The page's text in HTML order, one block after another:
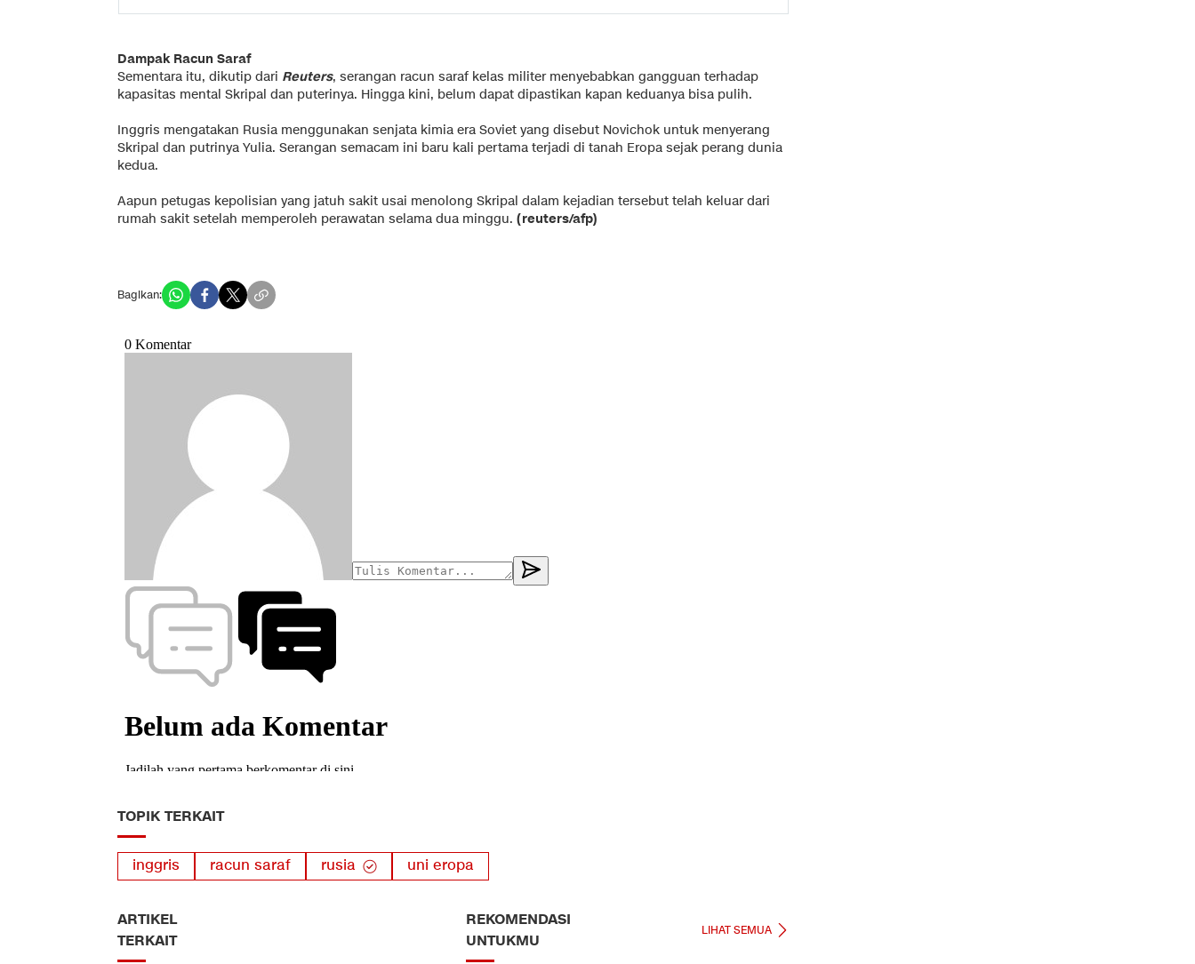
Dampak Racun Saraf
Sementara itu, dikutip dari Reuters, serangan racun saraf kelas militer menyebabkan gangguan terhadap
kapasitas mental Skripal dan puterinya. Hingga kini, belum dapat dipastikan kapan keduanya bisa pulih.
Inggris mengatakan Rusia menggunakan senjata kimia era Soviet yang disebut Novichok untuk menyerang
Skripal dan putrinya Yulia. Serangan semacam ini baru kali pertama terjadi di tanah Eropa sejak perang dunia
kedua.
Aapun petugas kepolisian yang jatuh sakit usai menolong Skripal dalam kejadian tersebut telah keluar dari
rumah sakit setelah memperoleh perawatan selama dua minggu. (reuters/afp)
Bagikan:
TOPIK TERKAIT
inggris racun saraf rusia uni eropa
ARTIKEL
TERKAIT
REKOMENDASI
UNTUKMU
LIHAT SEMUA